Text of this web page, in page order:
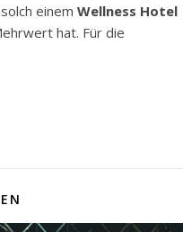
einem Wellness Hotel
hat. Für die